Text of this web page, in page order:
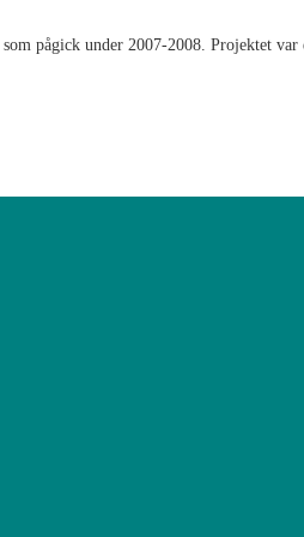
som pågick under 2007-2008. Projektet